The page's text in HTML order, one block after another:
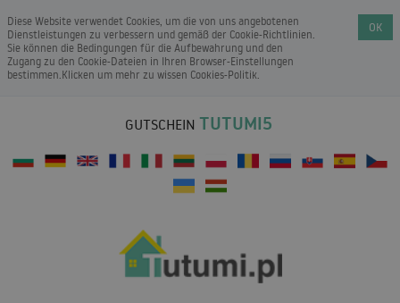
Diese Website verwendet Cookies, um die von uns angebotenen
Dienstleistungen zu verbessern und gemäß der Cookie-Richtlinien.
Sie können die Bedingungen für die Aufbewahrung und den
Zugang zu den Cookie-Dateien in Ihren Browser-Einstellungen
bestimmen.Klicken um mehr zu wissen Cookies-Politik.
OK
GUTSCHEIN TUTUMI5